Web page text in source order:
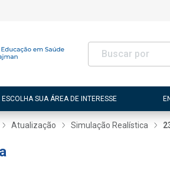
ESCOLHA SUA ÁREA DE INTERESSE
Atualização Simulação Realística